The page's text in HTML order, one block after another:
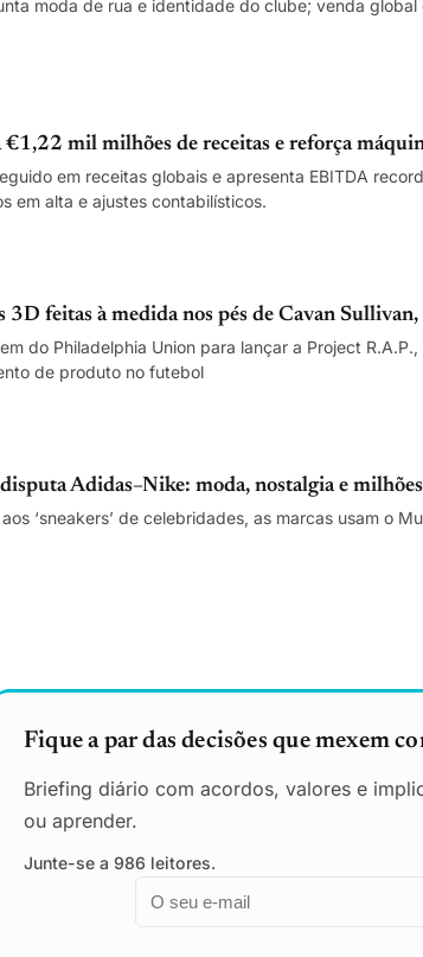
moda de rua e identidade do clube; venda
mil milhões de receitas e reforça
em receitas globais e apresenta EBITDA
em alta e ajustes contabilísticos.
3D feitas à medida nos pés de Cavan
do Philadelphia Union para lançar a Project
de produto no futebol
Adidas–Nike: moda, nostalgia e
‘sneakers’ de celebridades, as marcas usam o
Fique a par das decisões que mexem
Briefing diário com acordos, valores e
ou aprender.
Junte-se a 986 leitores.
Email
Empresa